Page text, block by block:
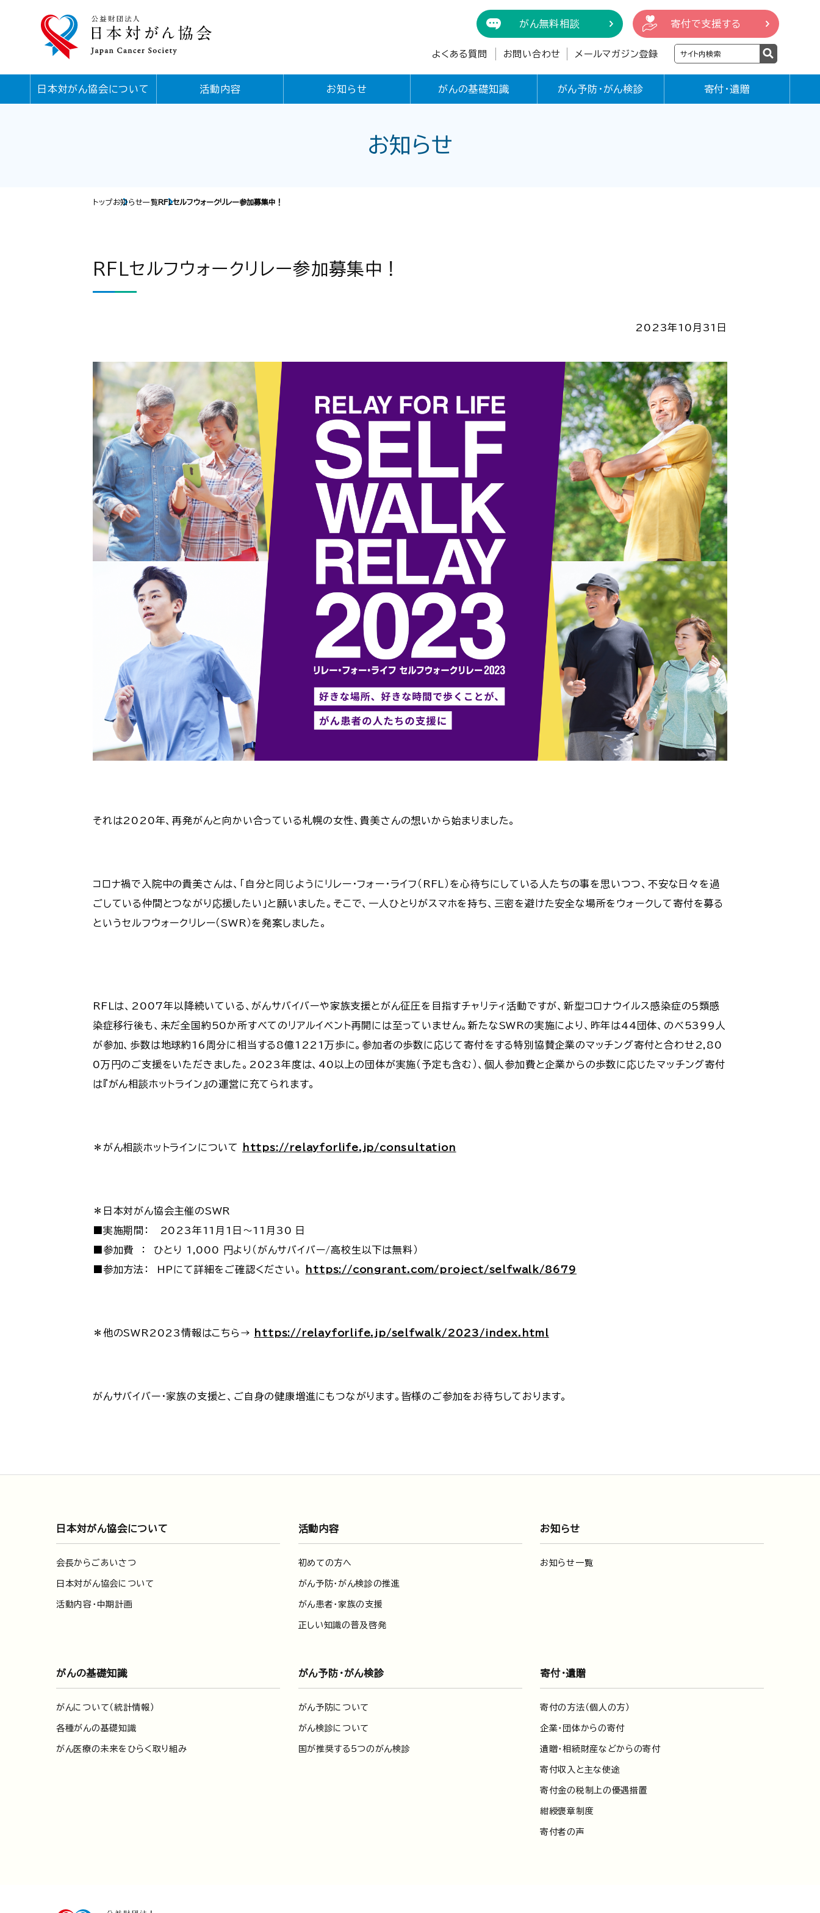
がん無料相談 寄付で支援する
よくある質問 お問い合わせ メールマガジン登録
日本対がん協会について 活動内容 お知らせ がんの基礎知識 がん予防・がん検診 寄付・遺贈
お知らせ
トップお知らせ一覧RFLセルフウォークリレー参加募集中！
RFLセルフウォークリレー参加募集中！
2023年10月31日
それは2020年、再発がんと向かい合っている札幌の女性、貴美さんの想いから始まりました。
コロナ禍で入院中の貴美さんは、「自分と同じようにリレー・フォー・ライフ（RFL）を心待ちにしている人たちの事を思いつつ、不安な日々を過
ごしている仲間とつながり応援したい」と願いました。そこで、一人ひとりがスマホを持ち、三密を避けた安全な場所をウォークして寄付を募る
というセルフウォークリレー（SWR）を発案しました。
RFLは、2007年以降続いている、がんサバイバーや家族支援とがん征圧を目指すチャリティ活動ですが、新型コロナウイルス感染症の５類感
染症移行後も、未だ全国約50か所すべてのリアルイベント再開には至っていません。新たなSWRの実施により、昨年は44団体、のべ5399人
が参加、歩数は地球約16周分に相当する8億1221万歩に。参加者の歩数に応じて寄付をする特別協賛企業のマッチング寄付と合わせ2,80
0万円のご支援をいただきました。2023年度は、40以上の団体が実施（予定も含む）、個人参加費と企業からの歩数に応じたマッチング寄付
は『がん相談ホットライン』の運営に充てられます。
＊がん相談ホットラインについて https://relayforlife.jp/consultation
＊日本対がん協会主催のSWR
■実施期間： 2023年11月1日～11月30 日
■参加費 ： ひとり 1,000 円より（がんサバイバー/高校生以下は無料）
■参加方法： HPにて詳細をご確認ください。
https://congrant.com/project/selfwalk/8679
＊他のSWR2023情報はこちら→ https://relayforlife.jp/selfwalk/2023/index.html
がんサバイバー・家族の支援と、ご自身の健康増進にもつながります。皆様のご参加をお待ちしております。
日本対がん協会について
会長からごあいさつ
日本対がん協会について
活動内容・中期計画
活動内容
初めての方へ
がん予防・がん検診の推進
がん患者・家族の支援
正しい知識の普及啓発
お知らせ
お知らせ一覧
がんの基礎知識
がんについて（統計情報）
各種がんの基礎知識
がん医療の未来をひらく取り組み
がん予防・がん検診
がん予防について
がん検診について
国が推奨する5つのがん検診
寄付・遺贈
寄付の方法（個人の方）
企業・団体からの寄付
遺贈・相続財産などからの寄付
寄付収入と主な使途
寄付金の税制上の優遇措置
紺綬褒章制度
寄付者の声